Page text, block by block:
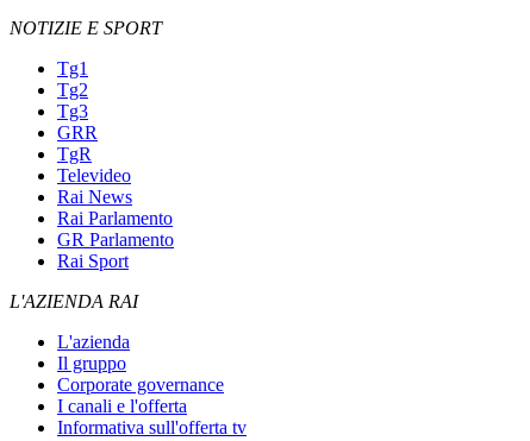
NOTIZIE E SPORT
Tg1
Tg2
Tg3
GRR
TgR
Televideo
Rai News
Rai Parlamento
GR Parlamento
Rai Sport
L'AZIENDA RAI
L'azienda
Il gruppo
Corporate governance
I canali e l'offerta
Informativa sull'offerta tv